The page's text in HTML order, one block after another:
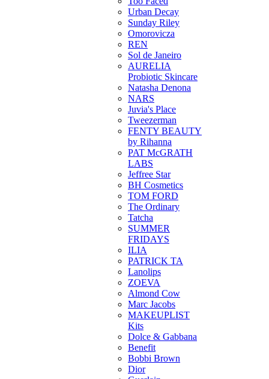
Urban Decay
Sunday Riley
Omorovicza
REN
Sol de Janeiro
AURELIA
Probiotic Skincare
Natasha Denona
NARS
Juvia's Place
Tweezerman
FENTY BEAUTY
by Rihanna
PAT McGRATH
LABS
Jeffree Star
BH Cosmetics
TOM FORD
The Ordinary
Tatcha
SUMMER
FRIDAYS
ILIA
PATRICK TA
Lanolips
ZOEVA
Almond Cow
Marc Jacobs
MAKEUPLIST
Kits
Dolce & Gabbana
Benefit
Bobbi Brown
Dior